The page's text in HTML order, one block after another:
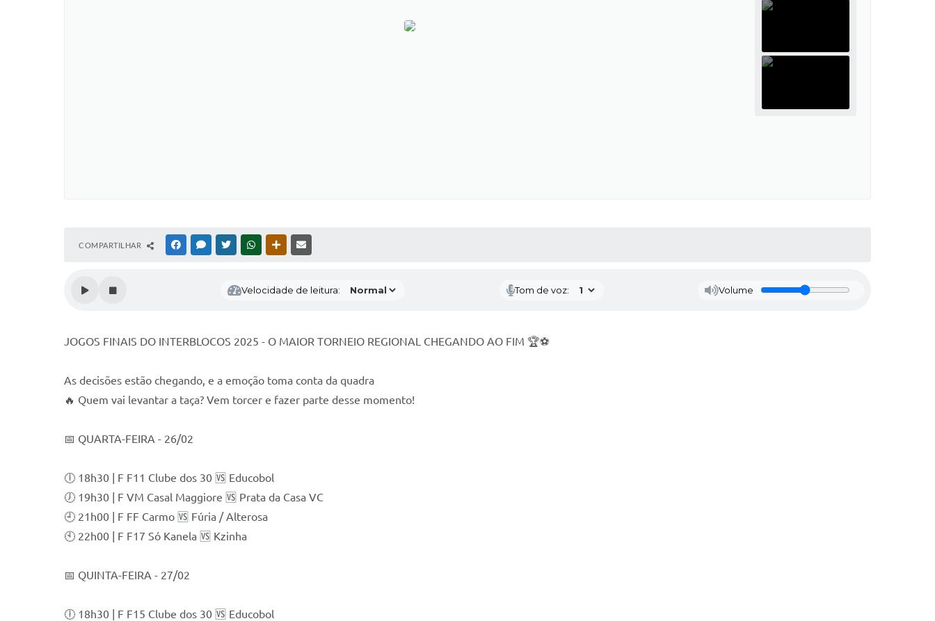
COMPARTILHAR FACEBOOKMESSENGER
TWITTERWHATSAPPOUTRAS MÍDIAS
Velocidade de leitura: Tom de voz: Volume
JOGOS FINAIS DO INTERBLOCOS 2025 - O MAIOR TORNEIO REGIONAL CHEGANDO AO FIM 🏆⚽
As decisões estão chegando, e a emoção toma conta da quadra
🔥 Quem vai levantar a taça? Vem torcer e fazer parte desse momento!
📅 QUARTA-FEIRA - 26/02
🕕 18h30 | F F11 Clube dos 30 🆚 Educobol
🕖 19h30 | F VM Casal Maggiore 🆚 Prata da Casa VC
🕘 21h00 | F FF Carmo 🆚 Fúria / Alterosa
🕙 22h00 | F F17 Só Kanela 🆚 Kzinha
📅 QUINTA-FEIRA - 27/02
🕕 18h30 | F F15 Clube dos 30 🆚 Educobol